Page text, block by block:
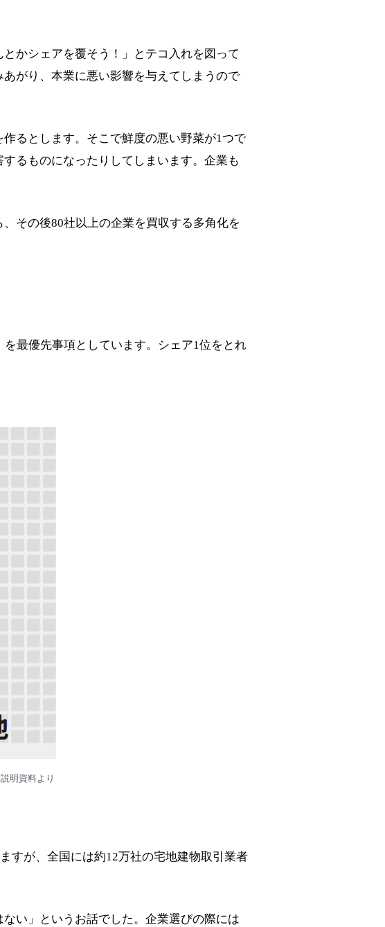
かシェアを覆そう！」とテコ入れを図って
がり、本業に悪い影響を与えてしまうので
るとします。そこで鮮度の悪い野菜が1つで
るものになったりしてしまいます。企業も
その後80社以上の企業を買収する多角化を
最優先事項としています。シェア1位をとれ
明資料より
すが、全国には約12万社の宅地建物取引業者
い」というお話でした。企業選びの際には